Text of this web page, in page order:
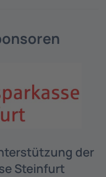
der
Steinfurt